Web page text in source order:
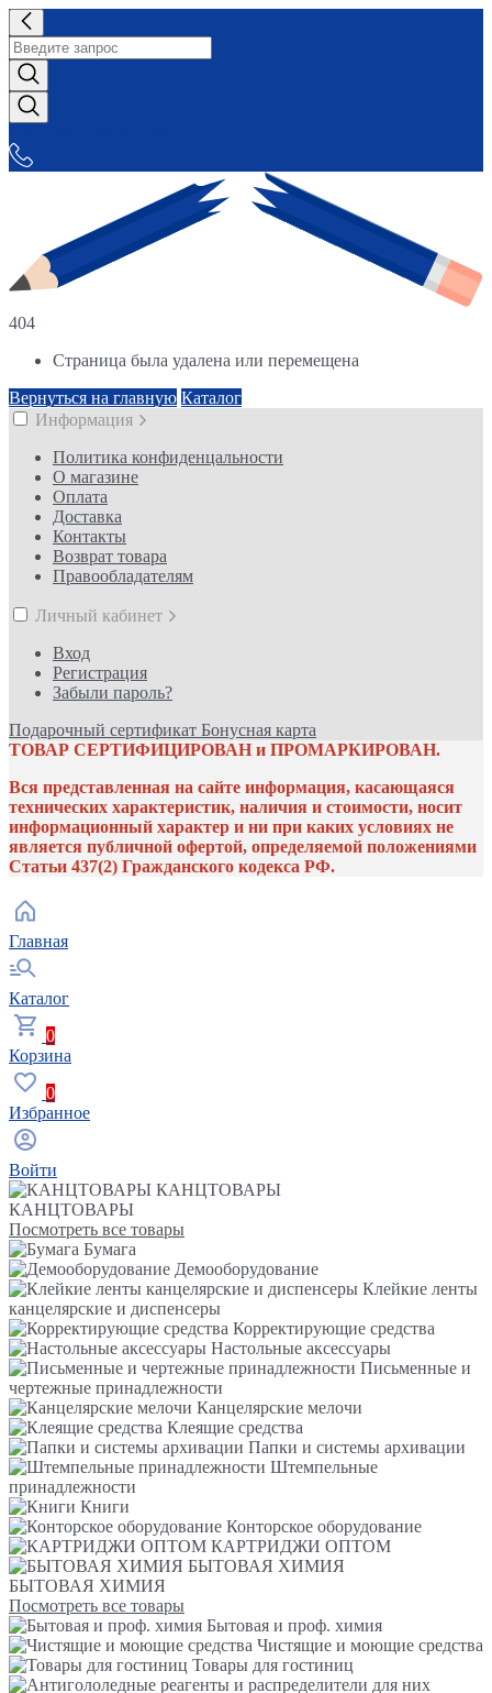
404
Страница была удалена или перемещена
Вернуться на главную Каталог
Информация
Политика конфиденцальности
О магазине
Оплата
Доставка
Контакты
Возврат товара
Правообладателям
Личный кабинет
Вход
Регистрация
Забыли пароль?
Подарочный сертификат Бонусная карта
ТОВАР СЕРТИФИЦИРОВАН и ПРОМАРКИРОВАН.
Вся представленная на сайте информация, касающаяся
технических характеристик, наличия и стоимости, носит
информационный характер и ни при каких условиях не
является публичной офертой, определяемой положениями
Статьи 437(2) Гражданского кодекса РФ.
Главная
Каталог
0
Корзина
0
Избранное
Войти
КАНЦТОВАРЫ
КАНЦТОВАРЫ
Посмотреть все товары
Бумага
Демооборудование
Клейкие ленты
канцелярские и диспенсеры
Корректирующие средства
Настольные аксессуары
Письменные и
чертежные принадлежности
Канцелярские мелочи
Клеящие средства
Папки и системы архивации
Штемпельные
принадлежности
Книги
Конторское оборудование
КАРТРИДЖИ ОПТОМ
БЫТОВАЯ ХИМИЯ
БЫТОВАЯ ХИМИЯ
Посмотреть все товары
Бытовая и проф. химия
Чистящие и моющие средства
Товары для гостиниц